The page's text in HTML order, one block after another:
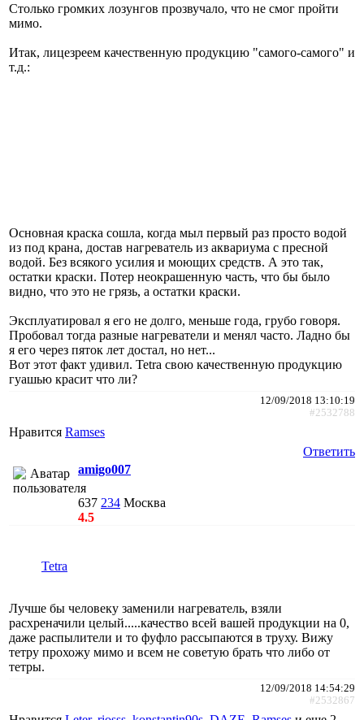
Столько громких лозунгов прозвучало, что не смог пройти
мимо.
Итак, лицезреем качественную продукцию "самого-самого" и
т.д.:
Основная краска сошла, когда мыл первый раз просто водой
из под крана, достав нагреватель из аквариума с пресной
водой. Без всякого усилия и моющих средств. А это так,
остатки краски. Потер неокрашенную часть, что бы было
видно, что это не грязь, а остатки краски.
Эксплуатировал я его не долго, меньше года, грубо говоря.
Пробовал тогда разные нагреватели и менял часто. Ладно бы
я его через пяток лет достал, но нет...
Вот этот факт удивил. Tetra свою качественную продукцию
гуашью красит что ли?
12/09/2018 13:10:19
#2532788
Нравится Ramses
Ответить
amigo007
637 234 Москва
4.5
Tetra
Лучше бы человеку заменили нагреватель, взяли
расхреначили целый.....качество всей вашей продукции на 0,
даже распылители и то фуфло рассыпаются в труху. Вижу
тетру прохожу мимо и всем не советую брать что либо от
тетры.
12/09/2018 14:54:29
#2532867